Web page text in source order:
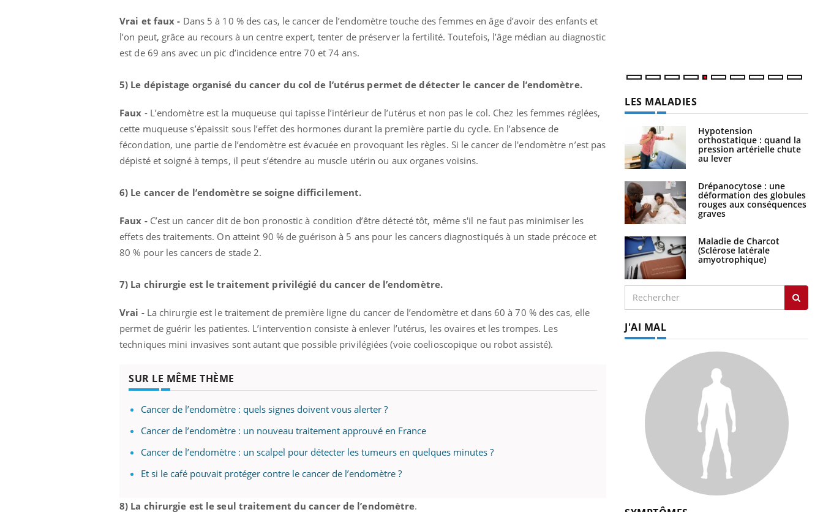
Vrai et faux - Dans 5 à 10 % des cas, le cancer de l’endomètre touche des femmes en âge d’avoir des enfants et
l’on peut, grâce au recours à un centre expert, tenter de préserver la fertilité. Toutefois, l’âge médian au diagnostic
est de 69 ans avec un pic d’incidence entre 70 et 74 ans.
5) Le dépistage organisé du cancer du col de l’utérus permet de détecter le cancer de l’endomètre.
Faux - L’endomètre est la muqueuse qui tapisse l’intérieur de l’utérus et non pas le col. Chez les femmes réglées,
cette muqueuse s’épaissit sous l’effet des hormones durant la première partie du cycle. En l’absence de
fécondation, une partie de l’endomètre est évacuée en provoquant les règles. Si le cancer de l'endomètre n’est pas
dépisté et soigné à temps, il peut s’étendre au muscle utérin ou aux organes voisins.
6) Le cancer de l’endomètre se soigne difficilement.
Faux -C’est un cancer dit de bon pronostic à condition d’être détecté tôt, même s'il ne faut pas minimiser les
effets des traitements. On atteint 90 % de guérison à 5 ans pour les cancers diagnostiqués à un stade précoce et
80 % pour les cancers de stade 2.
7) La chirurgie est le traitement privilégié du cancer de l’endomètre.
Vrai -La chirurgie est le traitement de première ligne du cancer de l’endomètre et dans 60 à 70 % des cas, elle
permet de guérir les patientes. L’intervention consiste à enlever l’utérus, les ovaires et les trompes. Les
techniques mini invasives sont autant que possible privilégiées (voie coelioscopique ou robot assisté).
SUR LE MÊME THÈME
Cancer de l’endomètre : quels signes doivent vous alerter ?
Cancer de l’endomètre : un nouveau traitement approuvé en France
Cancer de l’endomètre : un scalpel pour détecter les tumeurs en quelques minutes ?
Et si le café pouvait protéger contre le cancer de l’endomètre ?
8) La chirurgie est le seul traitement du cancer de l’endomètre.
LES MALADIES
Hypotension
orthostatique : quand la
pression artérielle chute
au lever
Drépanocytose : une
déformation des globules
rouges aux conséquences
graves
Maladie de Charcot
(Sclérose latérale
amyotrophique)
J'AI MAL